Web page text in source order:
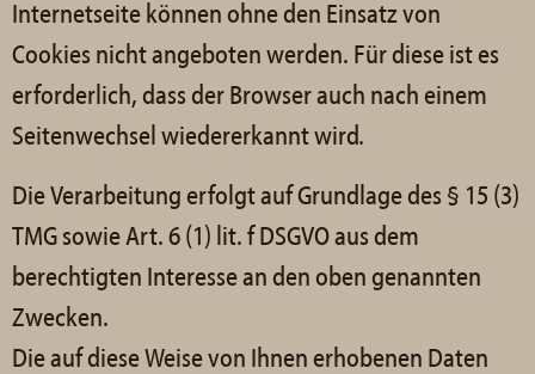
Internetseite können ohne den Einsatz von
Cookies nicht angeboten werden. Für diese ist es
erforderlich, dass der Browser auch nach einem
Seitenwechsel wiedererkannt wird.
Die Verarbeitung erfolgt auf Grundlage des § 15 (3)
TMG sowie Art. 6 (1) lit. f DSGVO aus dem
berechtigten Interesse an den oben genannten
Zwecken.
Die auf diese Weise von Ihnen erhobenen Daten